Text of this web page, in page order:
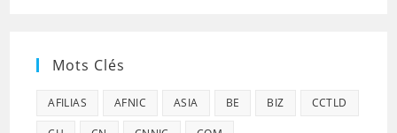
Mots Clés
AFILIAS AFNIC ASIA BE BIZ CCTLD